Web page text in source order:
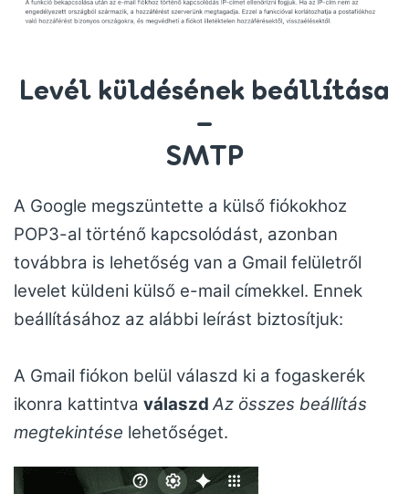
Levél küldésének beállítása
–
SMTP
A Google megszüntette a külső fiókokhoz
POP3-al történő kapcsolódást, azonban
továbbra is lehetőség van a Gmail felületről
levelet küldeni külső e-mail címekkel. Ennek
beállításához az alábbi leírást biztosítjuk:
A Gmail fiókon belül válaszd ki a fogaskerék
ikonra kattintva válaszdAz összes beállítás
megtekintése lehetőséget.